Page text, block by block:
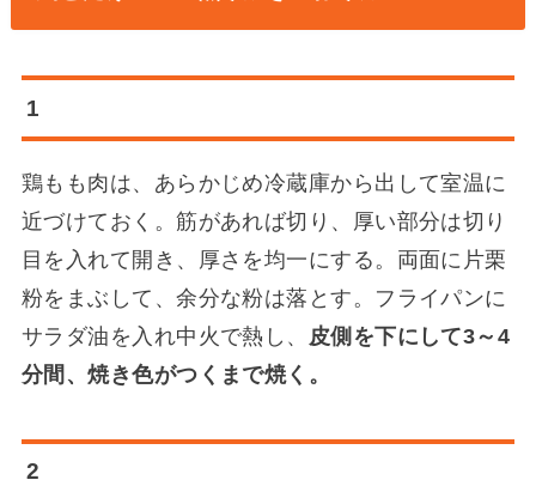
1
鶏もも肉は、あらかじめ冷蔵庫から出して室温に
近づけておく。筋があれば切り、厚い部分は切り
目を入れて開き、厚さを均一にする。両面に片栗
粉をまぶして、余分な粉は落とす。フライパンに
サラダ油を入れ中火で熱し、 皮側を下にして3～4
分間、焼き色がつくまで焼く。
2